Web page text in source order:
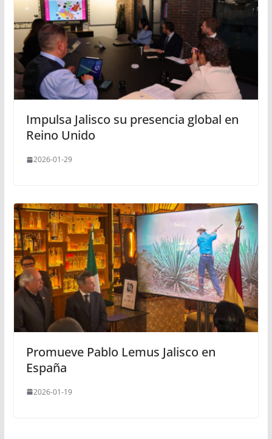
Impulsa Jalisco su presencia global en
Reino Unido
2026-01-29
Promueve Pablo Lemus Jalisco en
España
2026-01-19